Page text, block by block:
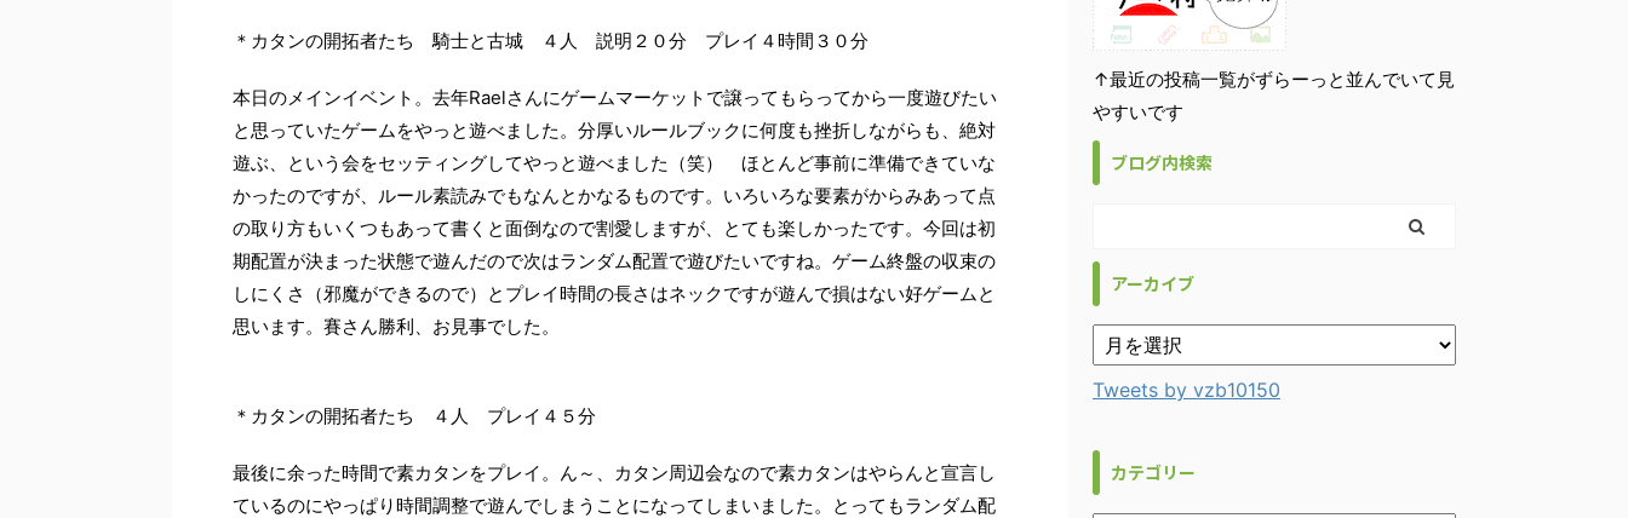
＊カタンの開拓者たち 騎士と古城 ４人 説明２０分 プレイ４時間３０分
本日のメインイベント。去年Raelさんにゲームマーケットで譲ってもらってから一度遊びたい
と思っていたゲームをやっと遊べました。分厚いルールブックに何度も挫折しながらも、絶対
遊ぶ、という会をセッティングしてやっと遊べました（笑） ほとんど事前に準備できていな
かったのですが、ルール素読みでもなんとかなるものです。いろいろな要素がからみあって点
の取り方もいくつもあって書くと面倒なので割愛しますが、とても楽しかったです。今回は初
期配置が決まった状態で遊んだので次はランダム配置で遊びたいですね。ゲーム終盤の収束の
しにくさ（邪魔ができるので）とプレイ時間の長さはネックですが遊んで損はない好ゲームと
思います。賽さん勝利、お見事でした。
＊カタンの開拓者たち ４人 プレイ４５分
最後に余った時間で素カタンをプレイ。ん～、カタン周辺会なので素カタンはやらんと宣言し
ているのにやっぱり時間調整で遊んでしまうことになってしまいました。とってもランダム配
↑最近の投稿一覧がずらーっと並んでいて見
やすいです
ブログ内検索
アーカイブ
Tweets by vzb10150
カテゴリー